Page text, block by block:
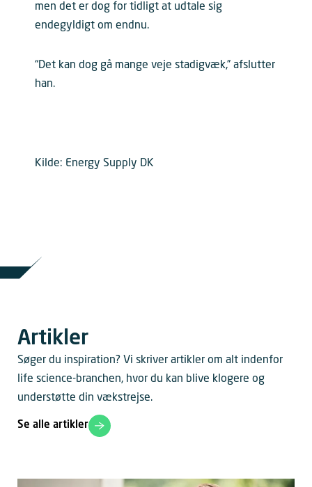
men det er dog for tidligt at udtale sig
endegyldigt om endnu.
“Det kan dog gå mange veje stadigvæk,” afslutter
han.
Kilde: Energy Supply DK
Artikler
Søger du inspiration? Vi skriver artikler om alt indenfor
life science-branchen, hvor du kan blive klogere og
understøtte din vækstrejse.
Se alle artikler